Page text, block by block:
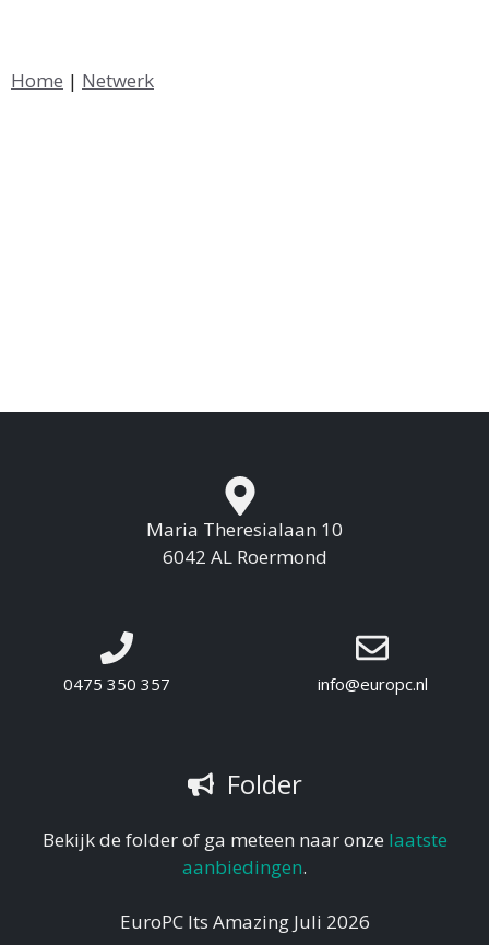
Home | Netwerk
Maria Theresialaan 10
6042 AL Roermond
0475 350 357 info@europc.nl
Folder
Bekijk de folder of ga meteen naar onze laatste
aanbiedingen.
EuroPC Its Amazing Juli 2026